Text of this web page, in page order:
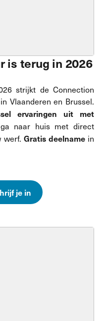
is terug in 2026
strijkt de Connection
Vlaanderen en Brussel.
ervaringen uit met
naar huis met direct
werf. Gratis deelnamein
je in